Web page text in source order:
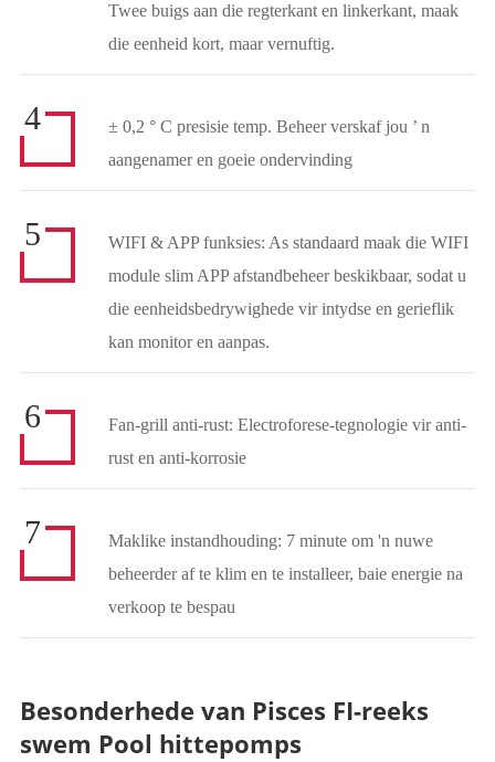
Twee buigs aan die regterkant en linkerkant, maak
die eenheid kort, maar vernuftig.
4
± 0,2 ° C presisie temp. Beheer verskaf jou ’ n
aangenamer en goeie ondervinding
5
WIFI & APP funksies: As standaard maak die WIFI
module slim APP afstandbeheer beskikbaar, sodat u
die eenheidsbedrywighede vir intydse en gerieflik
kan monitor en aanpas.
6
Fan-grill anti-rust: Electroforese-tegnologie vir anti-
rust en anti-korrosie
7
Maklike instandhouding: 7 minute om 'n nuwe
beheerder af te klim en te installeer, baie energie na
verkoop te bespau
Besonderhede van Pisces FI-reeks
swem Pool hittepomps